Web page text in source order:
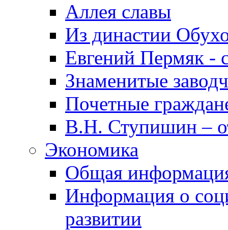
Аллея славы
Из династии
Евгений Пермяк -
Знаменитые
Почетные
В.Н. Ступишин –
Экономика
Общая
Информация о
развитии